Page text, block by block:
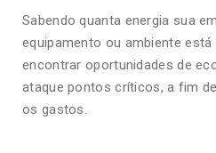
Sabendo quanta energia sua
equipamento ou ambiente
encontrar oportunidades de
ataque pontos críticos, a fim
os gastos.